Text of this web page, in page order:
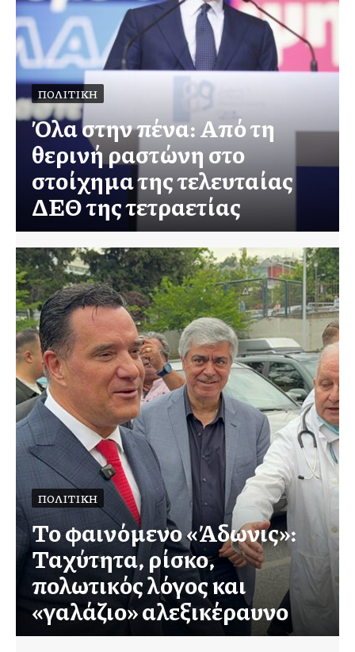
ΠΟΛΙΤΙΚΉ
Όλα στην πένα: Από τη
θερινή ραστώνη στο
στοίχημα της τελευταίας
ΔΕΘ της τετραετίας
ΠΟΛΙΤΙΚΉ
Το φαινόμενο «Άδωνις»:
Ταχύτητα, ρίσκο,
πολωτικός λόγος και
«γαλάζιο» αλεξικέραυνο